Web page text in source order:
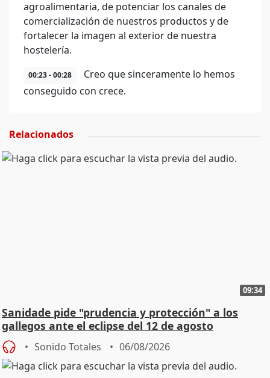
agroalimentaria, de potenciar los canales de
comercialización de nuestros productos y de
fortalecer la imagen al exterior de nuestra
hostelería.
00:23 - 00:28
Creo que sinceramente lo hemos
conseguido con crece.
Relacionados
09:34
Sanidade pide "prudencia y protección" a los
gallegos ante el eclipse del 12 de agosto
Sonido Totales 06/08/2026